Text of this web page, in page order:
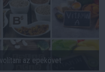
az epekövet